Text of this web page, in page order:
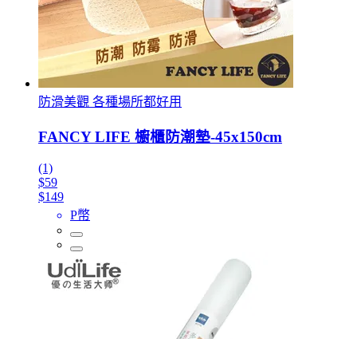
防滑美觀 各種場所都好用
FANCY LIFE 櫥櫃防潮墊-45x150cm
(1)
$59
$149
P幣